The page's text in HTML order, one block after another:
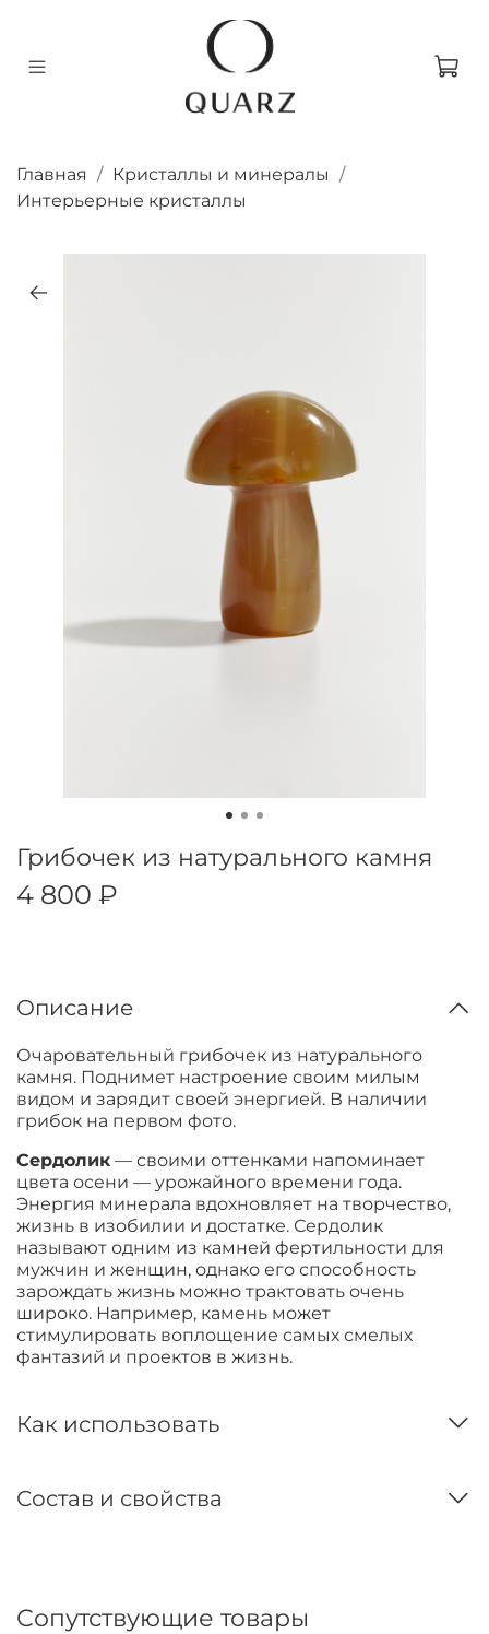
Главная
Кристаллы и минералы
Интерьерные кристаллы
Грибочек из натурального камня
4 800 ₽
Описание
Очаровательный грибочек из натурального
камня. Поднимет настроение своим милым
видом и зарядит своей энергией. В наличии
грибок на первом фото.
Сердолик — своими оттенками напоминает
цвета осени — урожайного времени года.
Энергия минерала вдохновляет на творчество,
жизнь в изобилии и достатке. Сердолик
называют одним из камней фертильности для
мужчин и женщин, однако его способность
зарождать жизнь можно трактовать очень
широко. Например, камень может
стимулировать воплощение самых смелых
фантазий и проектов в жизнь.
Как использовать
Состав и свойства
Сопутствующие товары